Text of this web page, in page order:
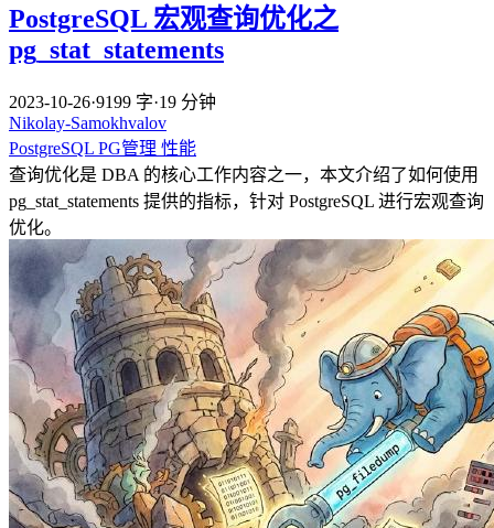
PostgreSQL 宏观查询优化之
pg_stat_statements
2023-10-26·9199 字·19 分钟
Nikolay-Samokhvalov
PostgreSQL PG管理 性能
查询优化是 DBA 的核心工作内容之一，本文介绍了如何使用
pg_stat_statements 提供的指标，针对 PostgreSQL 进行宏观查询
优化。